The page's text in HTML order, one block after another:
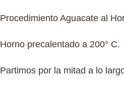
Procedimiento Aguacate al
Horno precalentado a 200° C.
Partimos por la mitad a lo